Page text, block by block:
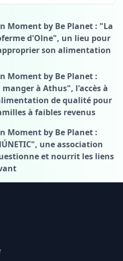
Moment by Be Planet : "La
d'Olne", un lieu pour
son alimentation
Moment by Be Planet :
manger à Athus", l'accès à
de qualité pour
à faibles revenus
Moment by Be Planet :
une association
et nourrit les liens